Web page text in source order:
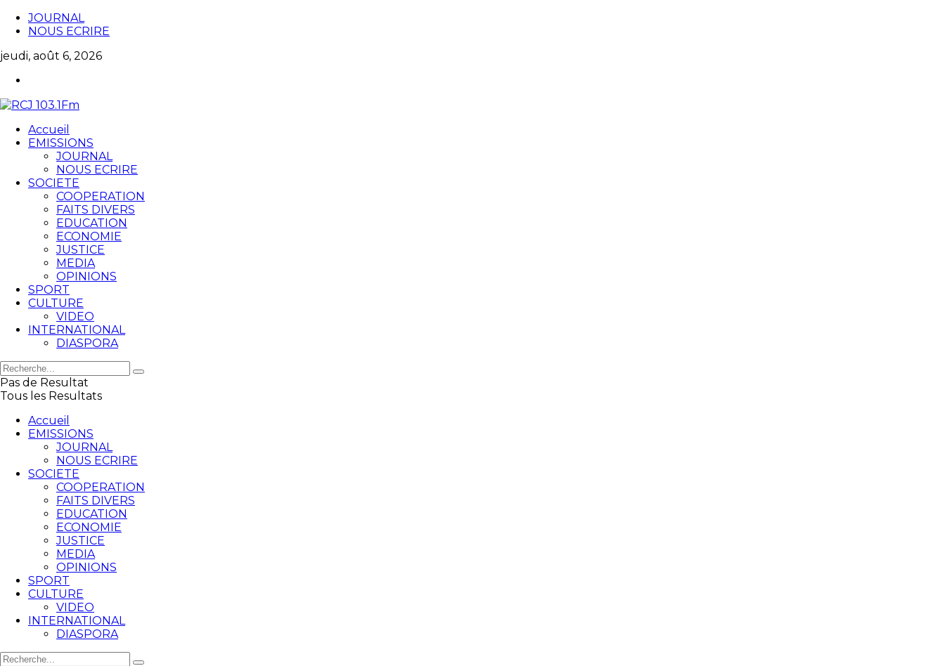
JOURNAL
NOUS ECRIRE
jeudi, août 6, 2026
Accueil
EMISSIONS
JOURNAL
NOUS ECRIRE
SOCIETE
COOPERATION
FAITS DIVERS
EDUCATION
ECONOMIE
JUSTICE
MEDIA
OPINIONS
SPORT
CULTURE
VIDEO
INTERNATIONAL
DIASPORA
Pas de Resultat
Tous les Resultats
Accueil
EMISSIONS
JOURNAL
NOUS ECRIRE
SOCIETE
COOPERATION
FAITS DIVERS
EDUCATION
ECONOMIE
JUSTICE
MEDIA
OPINIONS
SPORT
CULTURE
VIDEO
INTERNATIONAL
DIASPORA